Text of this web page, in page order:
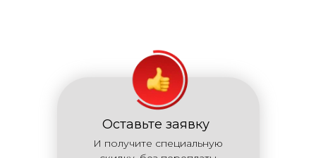
Оставьте заявку
И получите специальную